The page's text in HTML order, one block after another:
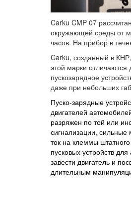
Carku CMP 07
окружающей среды от
часов. На прибор в
Carku, созданный в
этой марки отличаются
пускозарядное
даже при небольших
Пуско-зарядные
двигателей
разряжен по той или
сигнализации, сильные
ток на клеммы
пусковых устройств
завести двигатель и
длительным